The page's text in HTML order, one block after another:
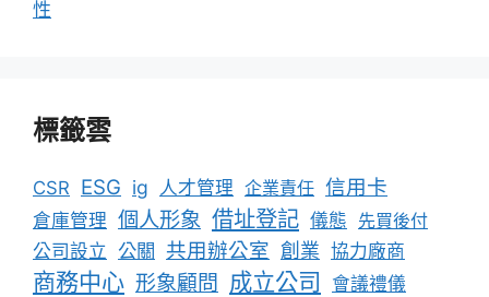
性
標籤雲
CSR ESG ig 人才管理 企業責任 信用卡
倉庫管理 個人形象 借址登記 儀態 先買後付
公司設立 公關 共用辦公室 創業 協力廠商
商務中心 形象顧問 成立公司 會議禮儀